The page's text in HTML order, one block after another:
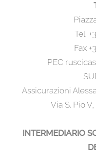
Tel.
Fax
PEC
Assicurazioni
Via S. Pio
INTERMEDIARIO